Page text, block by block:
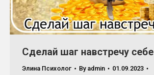
Сделай шаг навстречу себе
Элина Психолог By admin
01.09.2023